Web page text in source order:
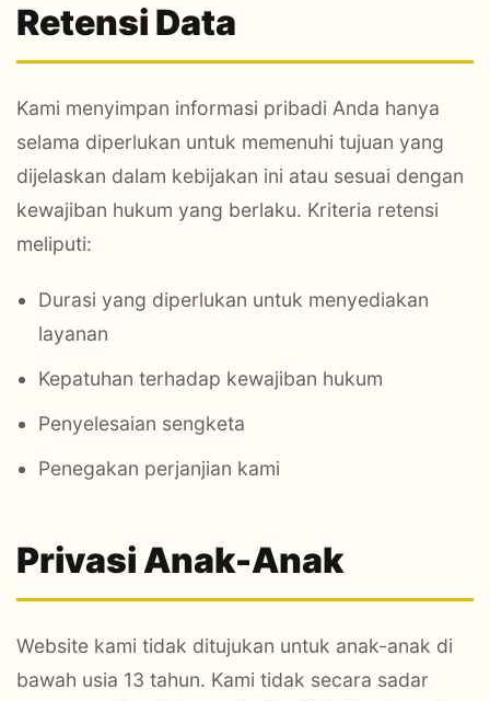
Retensi Data
Kami menyimpan informasi pribadi Anda hanya
selama diperlukan untuk memenuhi tujuan yang
dijelaskan dalam kebijakan ini atau sesuai dengan
kewajiban hukum yang berlaku. Kriteria retensi
meliputi:
Durasi yang diperlukan untuk menyediakan
layanan
Kepatuhan terhadap kewajiban hukum
Penyelesaian sengketa
Penegakan perjanjian kami
Privasi Anak-Anak
Website kami tidak ditujukan untuk anak-anak di
bawah usia 13 tahun. Kami tidak secara sadar